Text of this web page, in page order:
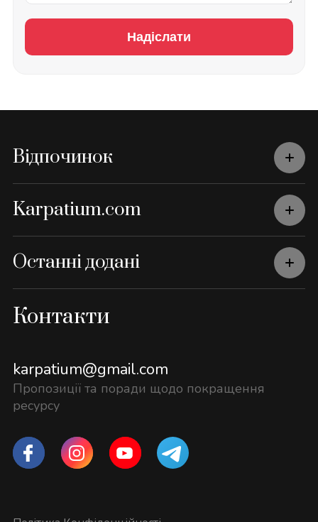
Надіслати
Відпочинок
Karpatium.com
Останні додані
Контакти
karpatium@gmail.com
Пропозиції та поради щодо покращення
ресурсу